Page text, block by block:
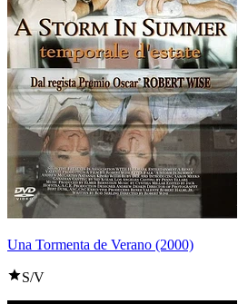
Una Tormenta de Verano (2000)
S/V